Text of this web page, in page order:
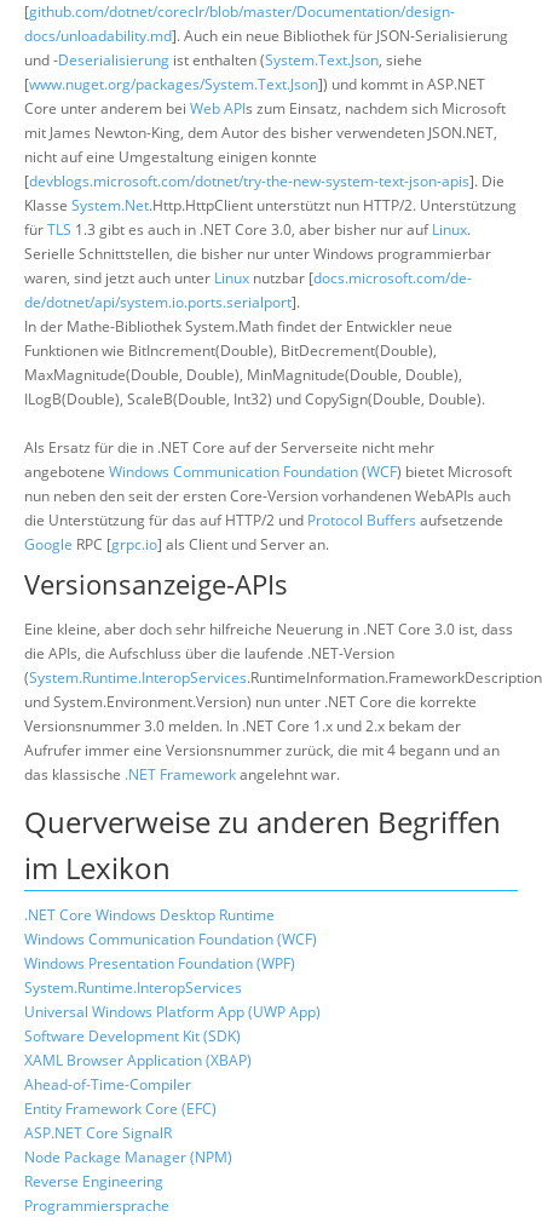
[github.com/dotnet/coreclr/blob/master/Documentation/design-
docs/unloadability.md]. Auch ein neue Bibliothek für JSON-Serialisierung
und -Deserialisierung ist enthalten (System.Text.Json, siehe
[www.nuget.org/packages/System.Text.Json]) und kommt in ASP.NET
Core unter anderem bei Web APIs zum Einsatz, nachdem sich Microsoft
mit James Newton-King, dem Autor des bisher verwendeten JSON.NET,
nicht auf eine Umgestaltung einigen konnte
[devblogs.microsoft.com/dotnet/try-the-new-system-text-json-apis]. Die
Klasse System.Net.Http.HttpClient unterstützt nun HTTP/2. Unterstützung
fürTLS 1.3 gibt es auch in .NET Core 3.0, aber bisher nur aufLinux.
Serielle Schnittstellen, die bisher nur unter Windows programmierbar
waren, sind jetzt auch unter Linux nutzbar [docs.microsoft.com/de-
de/dotnet/api/system.io.ports.serialport].
In der Mathe-Bibliothek System.Math findet der Entwickler neue
Funktionen wie BitIncrement(Double), BitDecrement(Double),
MaxMagnitude(Double, Double), MinMagnitude(Double, Double),
ILogB(Double), ScaleB(Double, Int32) und CopySign(Double, Double).
Als Ersatz für die in .NET Core auf der Serverseite nicht mehr
angebotene Windows Communication Foundation(WCF) bietet Microsoft
nun neben den seit der ersten Core-Version vorhandenen WebAPIs auch
die Unterstützung für das auf HTTP/2 und Protocol Buffers aufsetzende
Google RPC [grpc.io] als Client und Server an.
Versionsanzeige-APIs
Eine kleine, aber doch sehr hilfreiche Neuerung in .NET Core 3.0 ist, dass
die APIs, die Aufschluss über die laufende .NET-Version
(System.Runtime.InteropServices.RuntimeInformation.FrameworkDescription
und System.Environment.Version) nun unter .NET Core die korrekte
Versionsnummer 3.0 melden. In .NET Core 1.x und 2.x bekam der
Aufrufer immer eine Versionsnummer zurück, die mit 4 begann und an
das klassische .NET Frameworkangelehnt war.
Querverweise zu anderen Begriffen
im Lexikon
.NET Core Windows Desktop Runtime
Windows Communication Foundation (WCF)
Windows Presentation Foundation (WPF)
System.Runtime.InteropServices
Universal Windows Platform App (UWP App)
Software Development Kit (SDK)
XAML Browser Application (XBAP)
Ahead-of-Time-Compiler
Entity Framework Core (EFC)
ASP.NET Core SignalR
Node Package Manager (NPM)
Reverse Engineering
Programmiersprache